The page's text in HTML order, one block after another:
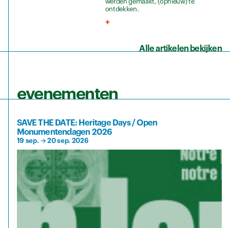
werden gemaakt, (opnieuw) te
ontdekken.
Alle artikelen bekijken
evenementen
SAVE THE DATE: Heritage Days / Open
Monumentendagen 2026
19 sep. →20 sep. 2026